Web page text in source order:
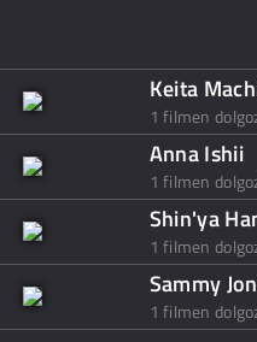
Keita
1 filmen
Anna Ishii
1 filmen
Shin'ya
1 filmen
Sammy
1 filmen